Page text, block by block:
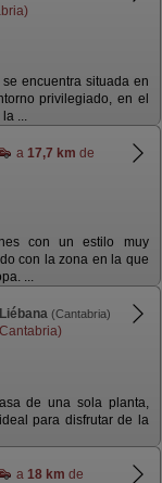
encuentra situada en
privilegiado, en el
...
a 17,7 km de
con un estilo muy
con la zona en la que
...
(Cantabria)
de una sola planta,
para disfrutar de la
a 18 km de